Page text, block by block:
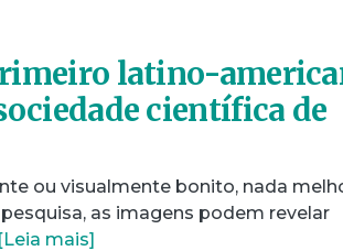
latino-
científica de
ou visualmente bonito, nada
as imagens podem revelar
[Leia mais]